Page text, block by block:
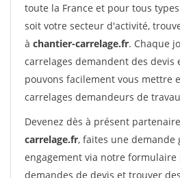
toute la France et pour tous
soit votre secteur d'activité,
à chantier-carrelage.fr. Chaque
carrelages demandent des devis
pouvons facilement vous mettre
carrelages demandeurs de
Devenez dès à présent
carrelage.fr, faites une demande
engagement via notre formulaire
demandes de devis et trouver